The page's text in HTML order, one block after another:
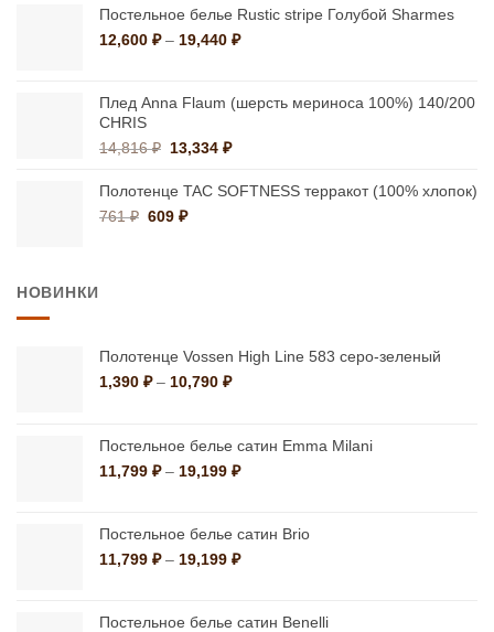
–
34,920 ₽
Постельное белье Rustic stripe Голубой Sharmes
12,600 ₽ – 19,440 ₽Диапазон
–
Плед Anna Flaum (шерсть мериноса 100%) 140/200
CHRIS
14,816₽ Первоначальная
составляла
14,816 ₽.
13,334₽Текущая
13,334 ₽.
Полотенце TAC SOFTNESS терракот (100% хлопок)
761₽ Первоначальная
609₽Текущая
НОВИНКИ
Полотенце Vossen High Line 583 серо-зеленый
1,390 ₽ – 10,790 ₽Диапазон
–
10,790 ₽
Постельное белье сатин Emma Milani
11,799 ₽ – 19,199 ₽Диапазон
–
19,199 ₽
Постельное белье сатин Brio
11,799 ₽ – 19,199 ₽Диапазон
–
Постельное белье сатин Benelli